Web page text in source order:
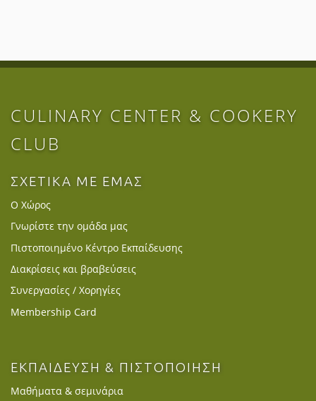
CULINARY CENTER & COOKERY
CLUB
ΣΧΕΤΙΚΑ ΜΕ ΕΜΑΣ
Ο Χώρος
Γνωρίστε την ομάδα μας
Πιστοποιημένο Κέντρο Εκπαίδευσης
Διακρίσεις και βραβεύσεις
Συνεργασίες / Χορηγίες
Membership Card
ΕΚΠΑΙΔΕΥΣΗ & ΠΙΣΤΟΠΟΙΗΣΗ
Μαθήματα & σεμινάρια